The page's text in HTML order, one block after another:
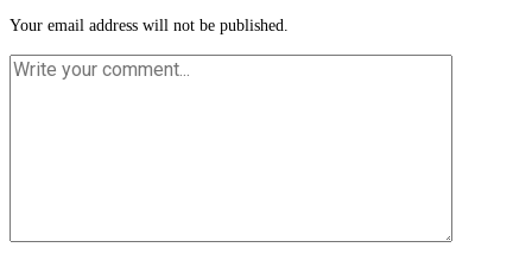
Your email address will not be published.